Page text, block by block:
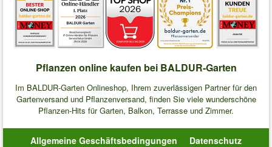
Pflanzen online kaufen bei BALDUR-Garten
Im BALDUR-Garten Onlineshop, Ihrem zuverlässigen Partner für den
Gartenversand und Pflanzenversand, finden Sie viele wunderschöne
Pflanzen-Hits für Garten, Balkon, Terrasse und Zimmer.
Allgemeine Geschäftsbedingungen Datenschutz